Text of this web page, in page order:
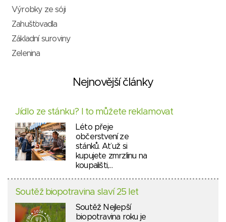
Výrobky ze sóji
Zahušťovadla
Základní suroviny
Zelenina
Nejnovější články
Jídlo ze stánku? I to můžete reklamovat
Léto přeje
občerstvení ze
stánků. Ať už si
kupujete zmrzlinu na
koupališti,…
Soutěž biopotravina slaví 25 let
Soutěž Nejlepší
biopotravina roku je